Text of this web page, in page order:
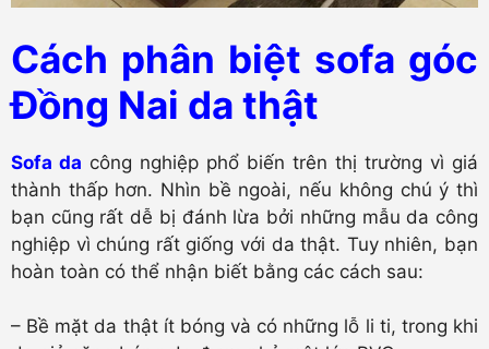
Cách phân biệt sofa góc
Đồng Nai da thật
Sofa da công nghiệp phổ biến trên thị trường vì giá
thành thấp hơn. Nhìn bề ngoài, nếu không chú ý thì
bạn cũng rất dễ bị đánh lừa bởi những mẫu da công
nghiệp vì chúng rất giống với da thật. Tuy nhiên, bạn
hoàn toàn có thể nhận biết bằng các cách sau:
– Bề mặt da thật ít bóng và có những lỗ li ti, trong khi